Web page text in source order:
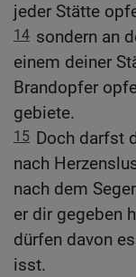
jeder Stätte
14 sondern an
einem deiner
Brandopfer
gebiete.
15 Doch darfst
nach
nach dem
er dir gegeben
dürfen davon
isst.